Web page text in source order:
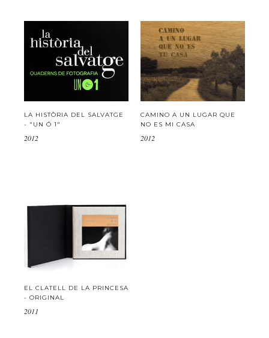
LA HISTÒRIA DEL SALVATGE
- "UN Ó 1"
2012
CAMINO A UN LUGAR QUE
NO ES MI CASA
2012
EL CLATELL DE LA PRINCESA
- ORIGINAL
2011